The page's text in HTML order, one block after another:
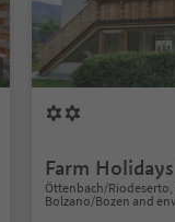
Farm
Öttenbach/
Bolzano/Bozen and